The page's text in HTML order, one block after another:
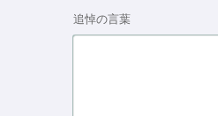
追悼の言葉